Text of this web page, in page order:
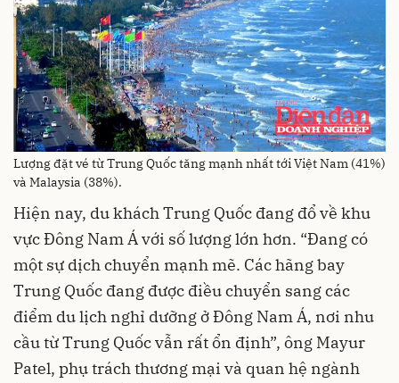
Lượng đặt vé từ Trung Quốc tăng mạnh nhất tới Việt Nam (41%)
và Malaysia (38%).
Hiện nay, du khách Trung Quốc đang đổ về khu
vực Đông Nam Á với số lượng lớn hơn. “Đang có
một sự dịch chuyển mạnh mẽ. Các hãng bay
Trung Quốc đang được điều chuyển sang các
điểm du lịch nghỉ dưỡng ở Đông Nam Á, nơi nhu
cầu từ Trung Quốc vẫn rất ổn định”, ông Mayur
Patel, phụ trách thương mại và quan hệ ngành